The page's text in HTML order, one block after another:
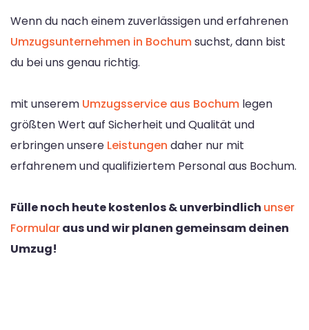
Wenn du nach einem zuverlässigen und erfahrenen
Umzugsunternehmen in Bochumsuchst, dann bist
du bei uns genau richtig.
mit unserem Umzugsservice aus Bochum legen
größten Wert auf Sicherheit und Qualität und
erbringen unsere Leistungen daher nur mit
erfahrenem und qualifiziertem Personal aus Bochum.
Fülle noch heute kostenlos & unverbindlich unser
Formularaus und wir planen gemeinsam deinen
Umzug!